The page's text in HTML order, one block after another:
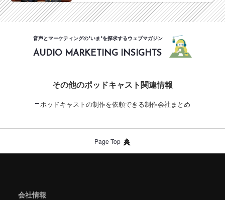
音声とマーケティングの"いま"を探求するウェブマガジン
AUDIO MARKETING INSIGHTS
その他のポッドキャスト関連情報
ポッドキャストの制作を依頼できる制作会社まとめ
Page Top
会社情報